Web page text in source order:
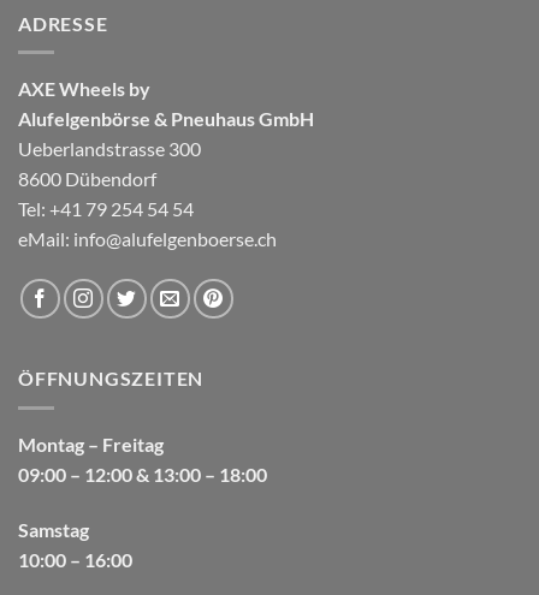
ADRESSE
AXE Wheels by
Alufelgenbörse & Pneuhaus GmbH
Ueberlandstrasse 300
8600 Dübendorf
Tel: +41 79 254 54 54
eMail: info@alufelgenboerse.ch
ÖFFNUNGSZEITEN
Montag – Freitag
09:00 – 12:00 & 13:00 – 18:00
Samstag
10:00 – 16:00